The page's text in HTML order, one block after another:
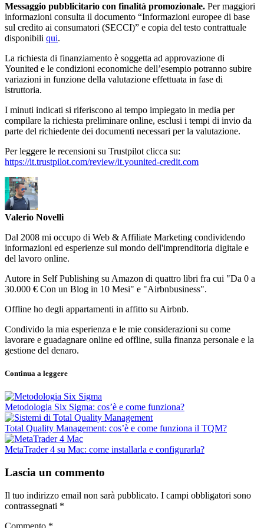
Messaggio pubblicitario con finalità promozionale. Per maggiori
informazioni consulta il documento “Informazioni europee di base
sul credito ai consumatori (SECCI)” e copia del testo contrattuale
disponibili qui.
La richiesta di finanziamento è soggetta ad approvazione di
Younited e le condizioni economiche dell’esempio potranno subire
variazioni in funzione della valutazione effettuata in fase di
istruttoria.
I minuti indicati si riferiscono al tempo impiegato in media per
compilare la richiesta preliminare online, esclusi i tempi di invio da
parte del richiedente dei documenti necessari per la valutazione.
Per leggere le recensioni su Trustpilot clicca su:
https://it.trustpilot.com/review/it.younited-credit.com
Valerio Novelli
Dal 2008 mi occupo di Web & Affiliate Marketing condividendo
informazioni ed esperienze sul mondo dell'imprenditoria digitale e
del lavoro online.
Autore in Self Publishing su Amazon di quattro libri fra cui "Da 0 a
30.000 € Con un Blog in 10 Mesi" e "Airbnbusiness".
Offline ho degli appartamenti in affitto su Airbnb.
Condivido la mia esperienza e le mie considerazioni su come
lavorare e guadagnare online ed offline, sulla finanza personale e la
gestione del denaro.
Continua a leggere
Metodologia Six Sigma: cos’è e come funziona?
Total Quality Management: cos’è e come funziona il TQM?
MetaTrader 4 su Mac: come installarla e configurarla?
Lascia un commento
Il tuo indirizzo email non sarà pubblicato. I campi obbligatori sono
contrassegnati *
Commento *